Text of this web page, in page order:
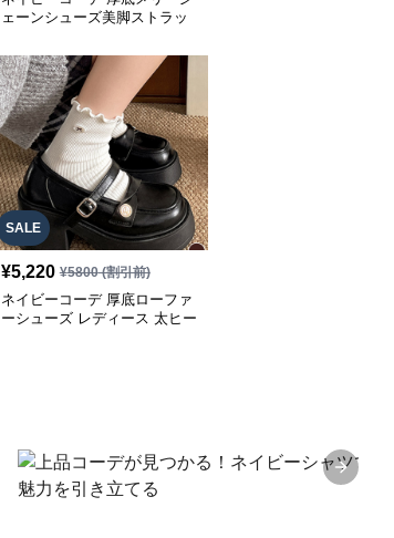
ェーンシューズ美脚ストラッ
SALE
¥5,220 ¥5800(割引前)
ネイビーコーデ 厚底ローファ
ーシューズ レディース 太ヒー
Next